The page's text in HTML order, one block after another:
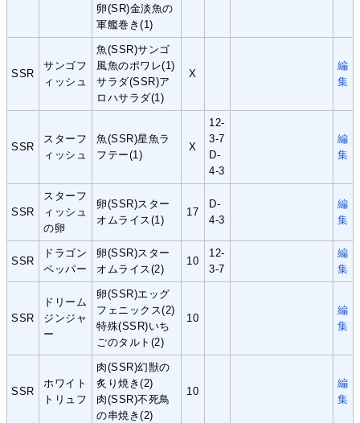
卵(SR)金淡魚の
軍艦巻き(1)
SSR
サンゴフ
ィッシュ
魚(SSR)サンゴ
風魚のポワレ(1)
サラダ(SSR)ア
ロハサラダ(1)
X
編
集
SSR
スターフ
ィッシュ
魚(SSR)星魚ラ
フテー(1)
X
12-
3-7
D-
4-3
編
集
SSR
スターフ
ィッシュ
の卵
卵(SSR)スター
オムライス(1)
17
D-
4-3
編
集
SSR
ドラゴン
ペッパー
卵(SSR)スター
オムライス(2)
10
12-
3-7
編
集
SSR
ドリーム
ジンジャ
ー
卵(SSR)エッグ
フェニックス(2)
特殊(SSR)いち
ごのタルト(2)
10
編
集
SSR
ホワイト
トリュフ
肉(SSR)幻獣の
炙り焼き(2)
肉(SSR)不死鳥
の串焼き(2)
10
編
集